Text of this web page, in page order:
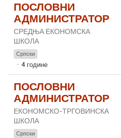
ПОСЛОВНИ
АДМИНИСТРАТОР
СРЕДЊА ЕКОНОМСКА
ШКОЛА
Српски
4 године
ПОСЛОВНИ
АДМИНИСТРАТОР
ЕКОНОМСКО-ТРГОВИНСКА
ШКОЛА
Српски